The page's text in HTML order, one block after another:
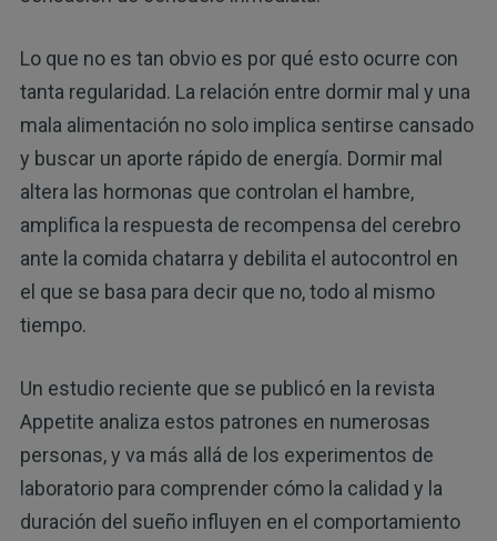
Lo que no es tan obvio es por qué esto ocurre con
tanta regularidad. La relación entre dormir mal y una
mala alimentación no solo implica sentirse cansado
y buscar un aporte rápido de energía. Dormir mal
altera las hormonas que controlan el hambre,
amplifica la respuesta de recompensa del cerebro
ante la comida chatarra y debilita el autocontrol en
el que se basa para decir que no, todo al mismo
tiempo.
Un estudio reciente que se publicó en la revista
Appetite analiza estos patrones en numerosas
personas, y va más allá de los experimentos de
laboratorio para comprender cómo la calidad y la
duración del sueño influyen en el comportamiento